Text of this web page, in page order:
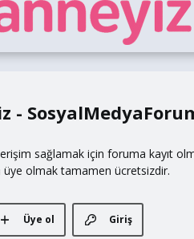
-
sağlamak için foruma kayıt
üye olmak tamamen ücretsizdir.
Giriş
Üye ol